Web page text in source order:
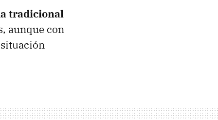
tradicional
aunque con